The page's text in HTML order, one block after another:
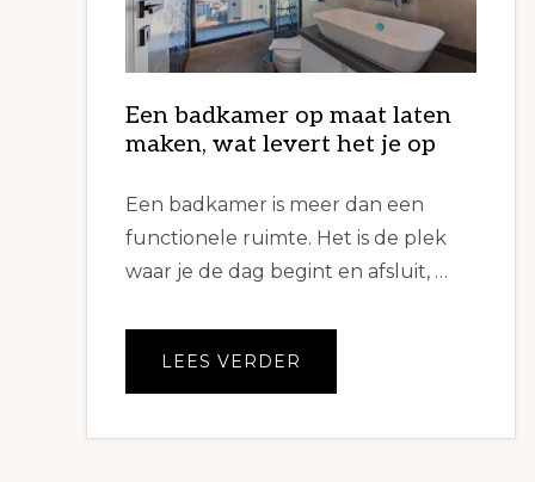
Een badkamer op maat laten
maken, wat levert het je op
Een badkamer is meer dan een
functionele ruimte. Het is de plek
waar je de dag begint en afsluit, …
LEES VERDER
OP
MAKEN,